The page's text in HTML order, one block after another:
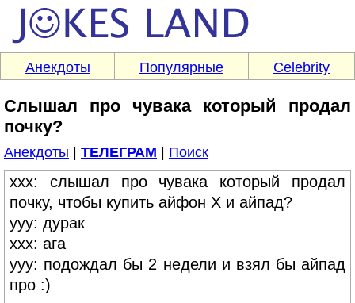
Анекдоты Популярные Celebrity
Слышал про чувака который продал
почку?
Анекдоты ТЕЛЕГРАМ Поиск
xxx: слышал про чувака который продал
почку, чтобы купить айфон X и айпад?
yyy: дурак
xxx: ага
yyy: подождал бы 2 недели и взял бы айпад
про :)